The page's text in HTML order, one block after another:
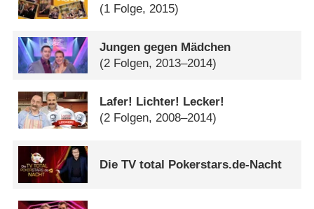
(1 Folge, 2015)
Jungen gegen Mädchen
(2 Folgen, 2013–2014)
Lafer! Lichter! Lecker!
(2 Folgen, 2008–2014)
Die TV total Pokerstars.de-Nacht